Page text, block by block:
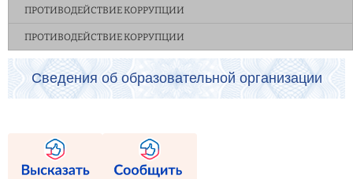
ПРОТИВОДЕЙСТВИЕ КОРРУПЦИИ
ПРОТИВОДЕЙСТВИЕ КОРРУПЦИИ
Сведения об образовательной организации